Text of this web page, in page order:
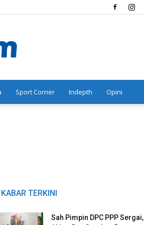
Sport Corner Indepth Opini
KABAR TERKINI
Sah Pimpin DPC PPP Sergai,